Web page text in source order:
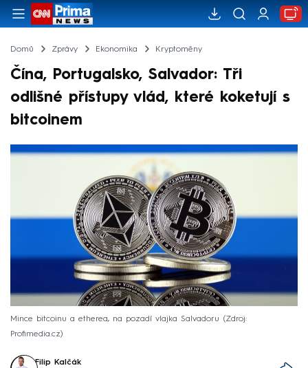
Domů Zprávy Ekonomika Kryptoměny
Čína, Portugalsko, Salvador: Tři
odlišné přístupy vlád, které koketují s
bitcoinem
Mince bitcoinu a etherea, na pozadí vlajka Salvadoru
Zdroj:
Profimedia.cz
Filip Kalčák